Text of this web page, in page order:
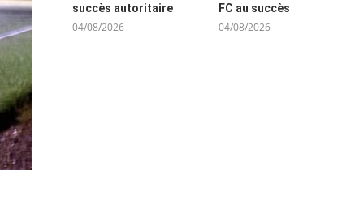
succès autoritaire
04/08/2026
FC au succès
04/08/2026